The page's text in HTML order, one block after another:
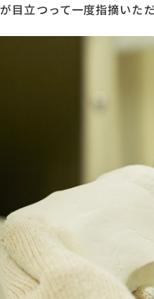
立つって一度指摘いた